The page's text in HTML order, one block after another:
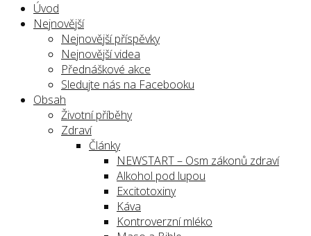
Úvod
Nejnovější
Nejnovější příspěvky
Nejnovější videa
Přednáškové akce
Sledujte nás na Facebooku
Obsah
Životní příběhy
Zdraví
Články
NEWSTART – Osm zákonů zdraví
Alkohol pod lupou
Excitotoxiny
Káva
Kontroverzní mléko